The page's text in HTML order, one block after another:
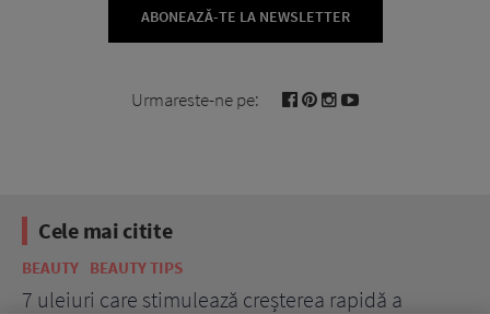
ABONEAZĂ-TE LA NEWSLETTER
Urmareste-ne pe:
Cele mai citite
BEAUTY BEAUTY TIPS
7 uleiuri care stimulează creșterea rapidă a